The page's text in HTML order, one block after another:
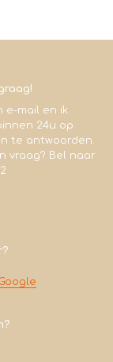
e-mail en ik
24u op
te antwoorden.
vraag? Bel naar